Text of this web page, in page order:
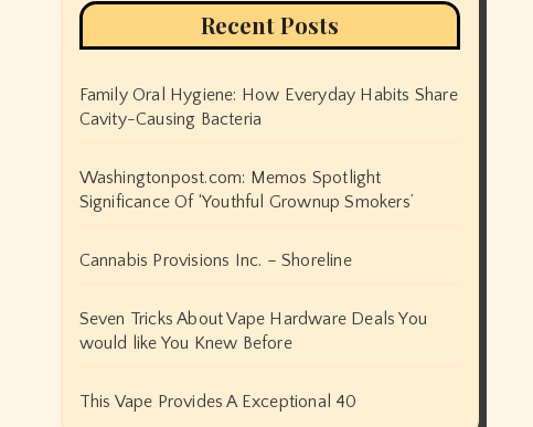
Recent Posts
Family Oral Hygiene: How Everyday Habits Share
Cavity-Causing Bacteria
Washingtonpost.com: Memos Spotlight
Significance Of ‘Youthful Grownup Smokers’
Cannabis Provisions Inc. – Shoreline
Seven Tricks About Vape Hardware Deals You
would like You Knew Before
This Vape Provides A Exceptional 40